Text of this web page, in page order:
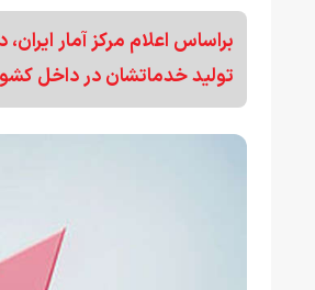
براساس اعلام مرکز آمار
تولید خدماتشان در داخل کشور، ۳۶.۸ درصد افزایش